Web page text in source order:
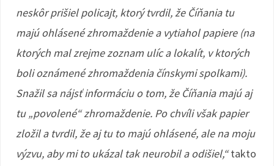
neskôr prišiel policajt, ktorý tvrdil, že Číňania tu
majú ohlásené zhromaždenie a vytiahol papiere (na
ktorých mal zrejme zoznam ulíc a lokalít, v ktorých
boli oznámené zhromaždenia čínskymi spolkami).
Snažil sa nájsť informáciu o tom, že Číňania majú aj
tu „povolené“ zhromaždenie. Po chvíli však papier
zložil a tvrdil, že aj tu to majú ohlásené, ale na moju
výzvu, aby mi to ukázal tak neurobil a odišiel,“takto